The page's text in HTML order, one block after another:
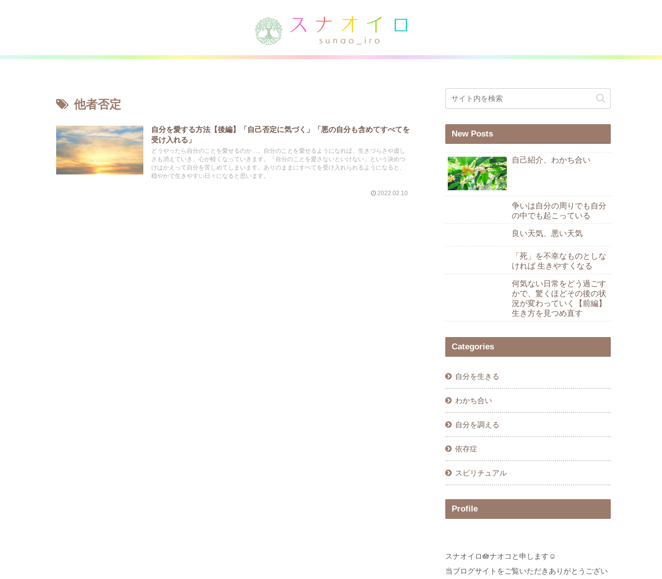
他者否定
自分を愛する方法【後編】「自己否定に気づく」「悪の自分も含めてすべてを
受け入れる」
どうやったら自分のことを愛せるのか…。自分のことを愛せるようになれば、生きづらさや虚し
さも消えていき、心が軽くなっていきます。「自分のことを愛さないといけない」という決めつ
けはかえって自分を苦しめてしまいます。ありのままにすべてを受け入れられるようになると、
穏やかで生きやすい日々になると思います。
2022.02.10
New Posts
自己紹介、わかち合い
争いは自分の周りでも自分
の中でも起こっている
良い天気、悪い天気
「死」を不幸なものとしな
ければ 生きやすくなる
何気ない日常をどう過ごす
かで、驚くほどその後の状
況が変わっていく【前編】
生き方を見つめ直す
Categories
自分を生きる
わかち合い
自分を調える
依存症
スピリチュアル
Profile
スナオイロ🪷ナオコと申します☺
当ブログサイトをご覧いただきありがとうござい